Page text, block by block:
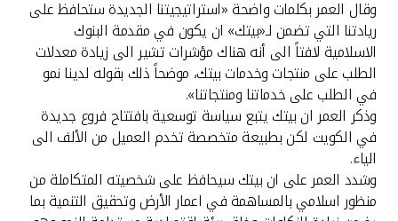
وقال العمر بكلمات واضحة «استراتيجيتنا الجديدة ستحافظ على
ريادتنا التي تضمن لـ«بيتك» ان يكون في مقدمة البنوك
الاسلامية لافتاً الى أنه هناك مؤشرات تشير الى زيادة معدلات
الطلب على منتجات وخدمات بيتك، موضحاً ذلك بقوله لدينا نمو
في الطلب على خدماتنا ومنتجاتنا».
وذكر العمر ان بيتك يتبع سياسة توسعية بافتتاح فروع جديدة
في الكويت لكن بطبيعة متخصصة تخدم العميل من الألف الى
الياء.
وشدد العمر على ان بيتك سيحافظ على شخصيته المتكاملة من
منظور اسلامي بالمساهمة في اعمار الأرض وتحقيق التنمية بما